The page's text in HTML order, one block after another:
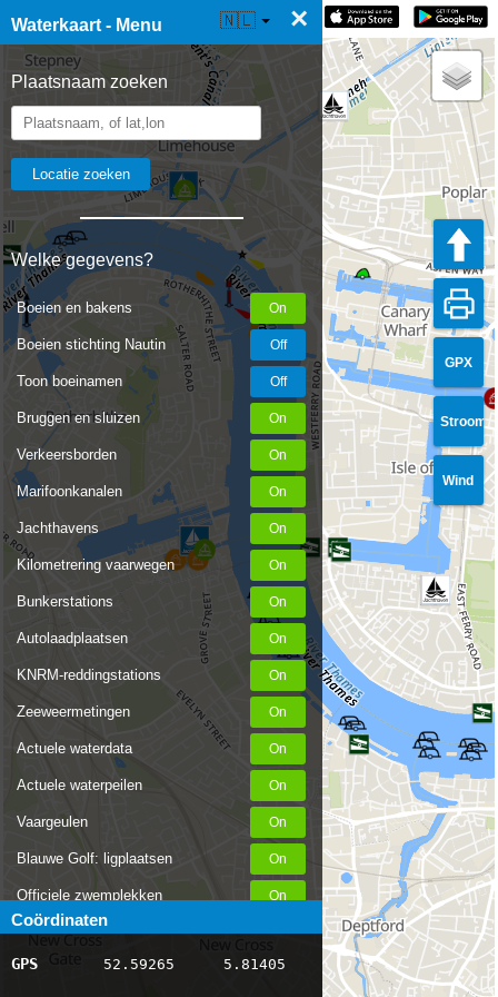
Waterkaart - Menu ×
Plaatsnaam zoeken
Welke gegevens?
Boeien en bakens
Boeien stichting Nautin
Toon boeinamen
Bruggen en sluizen
Verkeersborden
Marifoonkanalen
Jachthavens
Kilometrering vaarwegen
Bunkerstations
Autolaadplaatsen
KNRM-reddingstations
Zeeweermetingen
Actuele waterdata
Actuele waterpeilen
Vaargeulen
Blauwe Golf: ligplaatsen
Officiele zwemplekken
Stremmingen/hinder
AIS scheepsposities
Coördinaten
GPS 52.59265 5.81405
☰ Waterkaart Live 🇳🇱
GPX
Stroom
Wind